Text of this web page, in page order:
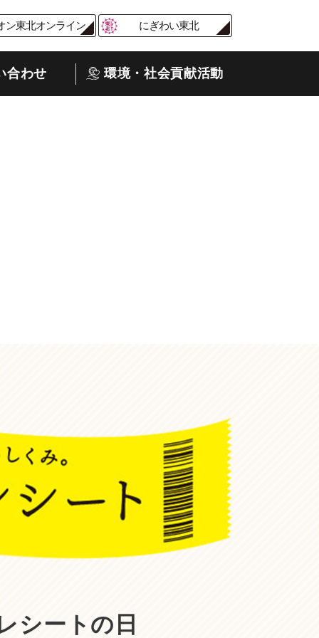
ン東北オンライン にぎわい東北
合わせ 環境・社会貢献活動
シートの日